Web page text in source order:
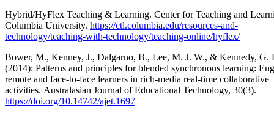
Hybrid/HyFlex Teaching & Learning. Center for Teaching and
Columbia University. https://ctl.columbia.edu/resources-and-
technology/teaching-with-technology/teaching-online/hyflex/
Bower, M., Kenney, J., Dalgarno, B., Lee, M. J. W., & Kennedy, G.
(2014): Patterns and principles for blended synchronous learning:
remote and face-to-face learners in rich-media real-time collaborative
activities. Australasian Journal of Educational Technology, 30(3).
https://doi.org/10.14742/ajet.1697